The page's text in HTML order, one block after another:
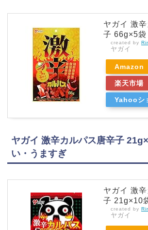
ヤガイ 激
子 66g×5袋
created by
ヤガイ
Amazon
楽天市場
Yahooシ
ヤガイ 激辛カルパス唐辛子
い・うますぎ
ヤガイ 激
子 21g×10
created by
ヤガイ